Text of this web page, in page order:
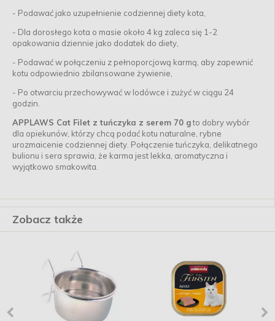
- Podawać jako uzupełnienie codziennej diety kota,
- Dla dorosłego kota o masie około 4 kg zaleca się 1-2
opakowania dziennie jako dodatek do diety,
- Podawać w połączeniu z pełnoporcjową karmą, aby zapewnić
kotu odpowiednio zbilansowane żywienie,
- Po otwarciu przechowywać w lodówce i zużyć w ciągu 24
godzin.
APPLAWS Cat Filet z tuńczyka z serem 70 gto dobry wybór
dla opiekunów, którzy chcą podać kotu naturalne, rybne
urozmaicenie codziennej diety. Połączenie tuńczyka, delikatnego
bulionu i sera sprawia, że karma jest lekka, aromatyczna i
wyjątkowo smakowita.
Zobacz także